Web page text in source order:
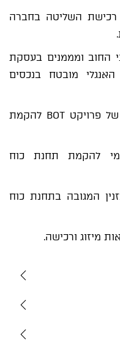
רכישת השליטה בחברה
החוב ומממנים בעסקת
מובטח בנכסים
ייצוג לווה במימון בינלאומי של פרויקט BOT להקמת
להקמת תחנת כוח
המגובה בתחנת כוח
מיזוג ורכישה.